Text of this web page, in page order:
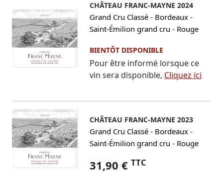
CHÂTEAU FRANC-MAYNE 2024
Grand Cru Classé - Bordeaux -
Saint-Émilion grand cru - Rouge
BIENTÔT DISPONIBLE
Pour être informé lorsque ce
vin sera disponible, Cliquez ici
CHÂTEAU FRANC-MAYNE 2023
Grand Cru Classé - Bordeaux -
Saint-Émilion grand cru - Rouge
31,90 € TTC